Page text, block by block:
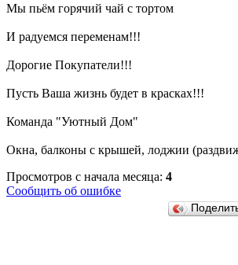
Мы пьём горячий чай с тортом
И радуемся переменам!!!
Дорогие Покупатели!!!
Пусть Ваша жизнь будет в красках!!!
Команда "Уютный Дом"
Окна, балконы с крышей, лоджии
Просмотров с начала месяца: 4
Сообщить об ошибке